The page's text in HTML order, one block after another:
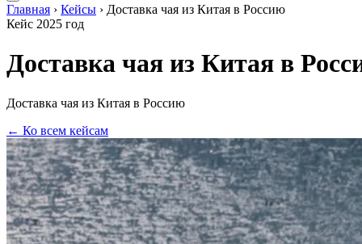
Главная › Кейсы › Доставка чая из Китая в Россию
Кейс 2025 год
Доставка чая из Китая в
Доставка чая из Китая в Россию
← Ко всем кейсам